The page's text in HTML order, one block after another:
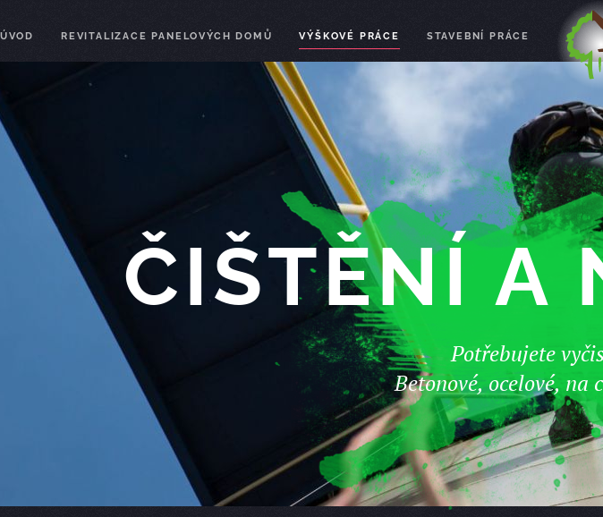
ÚVOD REVITALIZACE PANELOVÝCH DOMŮ VÝŠKOVÉ PRÁCE STAVEBNÍ PRÁCE
ČIŠTĚNÍ A
Potřebujete
Betonové, ocelové,